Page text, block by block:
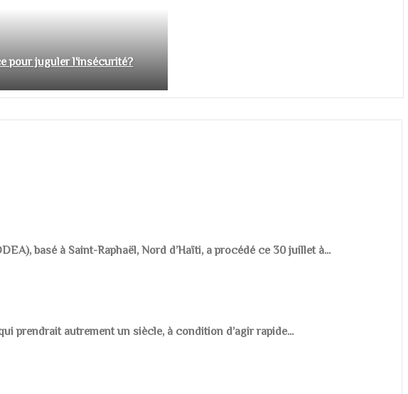
pour juguler l'insécurité?
basé à Saint-Raphaël, Nord d’Haïti, a procédé ce 30 juillet à...
prendrait autrement un siècle, à condition d’agir rapide...